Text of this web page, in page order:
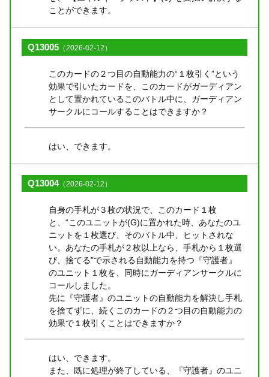
ことができます。
Q13005 （2026-02-12）
このカードの２つ目の自動能力の“１枚引く”という
効果で引いたカードを、このカードがガーディアン
として置かれているこのバトル中に、ガーディアン
サークルにコールすることはできますか？
はい、できます。
Q13004（2026-02-12）
自身の手札が３枚の状況で、このカード１枚
と、“このユニットが(G)に置かれた時、あなたのユ
ニットを１枚選び、そのバトル中、ヒットされな
い。あなたの手札が２枚以上なら、手札から１枚選
び、捨てる”で示される自動能力を持つ『守護者』
のユニット１枚を、同時にガーディアンサークルに
コールしました。
先に『守護者』のユニットの自動能力を解決し手札
を捨てずに、続くこのカードの２つ目の自動能力の
効果で１枚引くことはできますか？
はい、できます。
また、既に処理が終了している、『守護者』のユニ